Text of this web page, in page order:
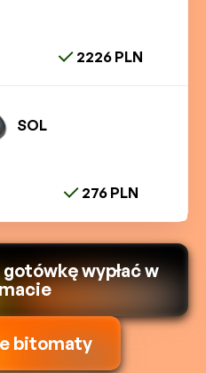
2226 PLN
SOL
276 PLN
wypłać w
bitomaty